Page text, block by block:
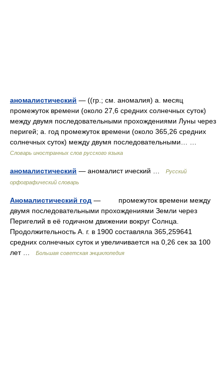
аномалистический — ((гр.; см. аномалия) а. месяц
промежуток времени (около 27,6 средних солнечных суток)
между двумя последовательными прохождениями Луны через
перигей; а. год промежуток времени (около 365,26 средних
солнечных суток) между двумя последовательными… …
Словарь иностранных слов русского языка
аномалистический — аномалист ический …
Русский
орфографический словарь
Аномалистический год — промежуток времени между
двумя последовательными прохождениями Земли через
Перигелий в её годичном движении вокруг Солнца.
Продолжительность А. г. в 1900 составляла 365,259641
средних солнечных суток и увеличивается на 0,26 сек за 100
лет …
Большая советская энциклопедия